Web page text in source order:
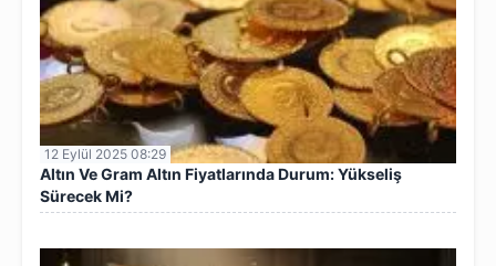
12 Eylül 2025 08:29
Altın Ve Gram Altın Fiyatlarında Durum: Yükseliş
Sürecek Mi?